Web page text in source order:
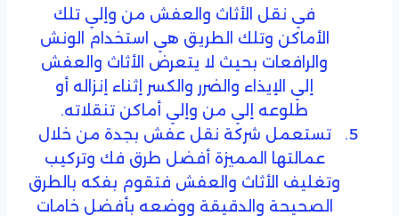
في نقل الأثاث والعفش من وإلي تلك
الأماكن وتلك الطريق هي استخدام الونش
والرافعات بحيث لا يتعرض الأثاث والعفش
إلي الإيذاء والضرر والكسر إثناء إنزاله أو
طلوعه إلي من وإلي أماكن تنقلاته.
تستعمل شركة نقل عفش بجدة من خلال
عمالتها المميزة أفضل طرق فك وتركيب
وتغليف الأثاث والعفش فتقوم بفكه بالطرق
الصحيحة والدقيقة ووضعه بأفضل خامات